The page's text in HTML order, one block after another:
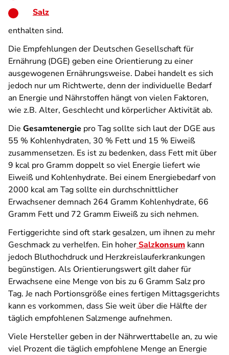
Salz
enthalten sind.
Die Empfehlungen der Deutschen Gesellschaft für
Ernährung (DGE) geben eine Orientierung zu einer
ausgewogenen Ernährungsweise. Dabei handelt es sich
jedoch nur um Richtwerte, denn der individuelle Bedarf
an Energie und Nährstoffen hängt von vielen Faktoren,
wie z.B. Alter, Geschlecht und körperlicher Aktivität ab.
Die Gesamtenergie pro Tag sollte sich laut der DGE aus
55 % Kohlenhydraten, 30 % Fett und 15 % Eiweiß
zusammensetzen. Es ist zu bedenken, dass Fett mit über
9 kcal pro Gramm doppelt so viel Energie liefert wie
Eiweiß und Kohlenhydrate. Bei einem Energiebedarf von
2000 kcal am Tag sollte ein durchschnittlicher
Erwachsener demnach 264 Gramm Kohlenhydrate, 66
Gramm Fett und 72 Gramm Eiweiß zu sich nehmen.
Fertiggerichte sind oft stark gesalzen, um ihnen zu mehr
Geschmack zu verhelfen. Ein hoherSalzkonsum kann
jedoch Bluthochdruck und Herzkreislauferkrankungen
begünstigen. Als Orientierungswert gilt daher für
Erwachsene eine Menge von bis zu 6 Gramm Salz pro
Tag. Je nach Portionsgröße eines fertigen Mittagsgerichts
kann es vorkommen, dass Sie weit über die Hälfte der
täglich empfohlenen Salzmenge aufnehmen.
Viele Hersteller geben in der Nährwerttabelle an, zu wie
viel Prozent die täglich empfohlene Menge an Energie